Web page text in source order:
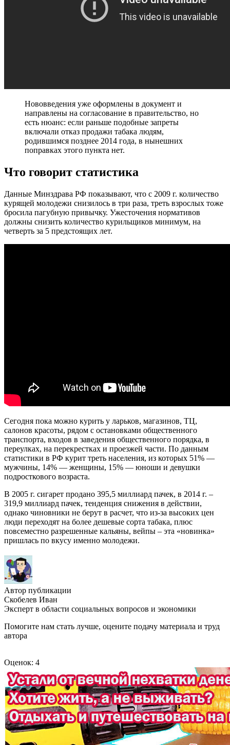
Нововведения уже оформлены в документ и
направлены на согласование в правительство, но
есть нюанс: если раньше подобные запреты
включали отказ продажи табака людям,
родившимся позднее 2014 года, в нынешних
поправках этого пункта нет.
Что говорит статистика
Данные Минздрава РФ показывают, что с 2009 г. количество
курящей молодежи снизилось в три раза, треть взрослых тоже
бросила пагубную привычку. Ужесточения нормативов
должны снизить количество курильщиков минимум, на
четверть за 5 предстоящих лет.
Сегодня пока можно курить у ларьков, магазинов, ТЦ,
салонов красоты, рядом с остановками общественного
транспорта, входов в заведения общественного порядка, в
переулках, на перекрестках и проезжей части. По данным
статистики в РФ курит треть населения, из которых 51% —
мужчины, 14% — женщины, 15% — юноши и девушки
подросткового возраста.
В 2005 г. сигарет продано 395,5 миллиард пачек, в 2014 г. –
319,9 миллиард пачек, тенденция снижения в действии,
однако чиновники не берут в расчет, что из-за высоких цен
люди переходят на более дешевые сорта табака, плюс
повсеместно разрешенные кальяны, вейпы – эта «новинка»
пришлась по вкусу именно молодежи.
Автор публикации
Скобелев Иван
Эксперт в области социальных вопросов и экономики
Помогите нам стать лучше, оцените подачу материала и труд
автора
Оценок: 4